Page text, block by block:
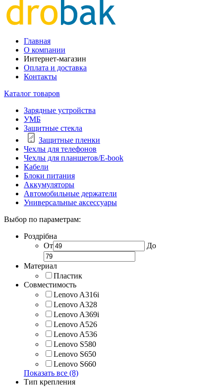
Главная
О компании
Интернет-магазин
Оплата и доставка
Контакты
Каталог товаров
Зарядные устройства
УМБ
Защитные стекла
Защитные пленки
Чехлы для телефонов
Чехлы для планшетов/E-book
Кабели
Блоки питания
Аккумуляторы
Автомобильные держатели
Универсальные аксессуары
Выбор по параметрам:
Роздрібна
От
До
Материал
Пластик
Совместимость
Lenovo A316i
Lenovo A328
Lenovo A369i
Lenovo A526
Lenovo A536
Lenovo S580
Lenovo S650
Lenovo S660
Показать все (8)
Тип крепления